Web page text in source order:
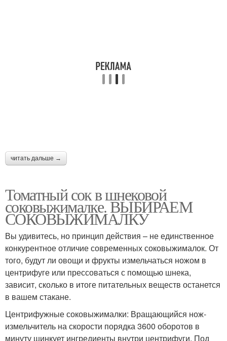
читать дальше →
Томатный сок в шнековой
соковыжималке. ВЫБИРАЕМ
СОКОВЫЖИМАЛКУ
Вы удивитесь, но принцип действия – не единственное
конкурентное отличие современных соковыжималок. От
того, будут ли овощи и фрукты измельчаться ножом в
центрифуге или прессоваться с помощью шнека,
зависит, сколько в итоге питательных веществ останется
в вашем стакане.
Центрифужные соковыжималки: Вращающийся нож-
измельчитель на скорости порядка 3600 оборотов в
минуту шинкует ингредиенты внутри центрифуги. Под